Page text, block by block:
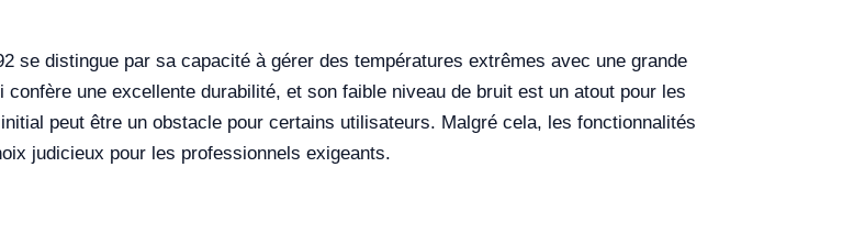
se distingue par sa capacité à gérer des températures extrêmes avec une grande
une excellente durabilité, et son faible niveau de bruit est un atout pour les
peut être un obstacle pour certains utilisateurs. Malgré cela, les fonctionnalités
judicieux pour les professionnels exigeants.